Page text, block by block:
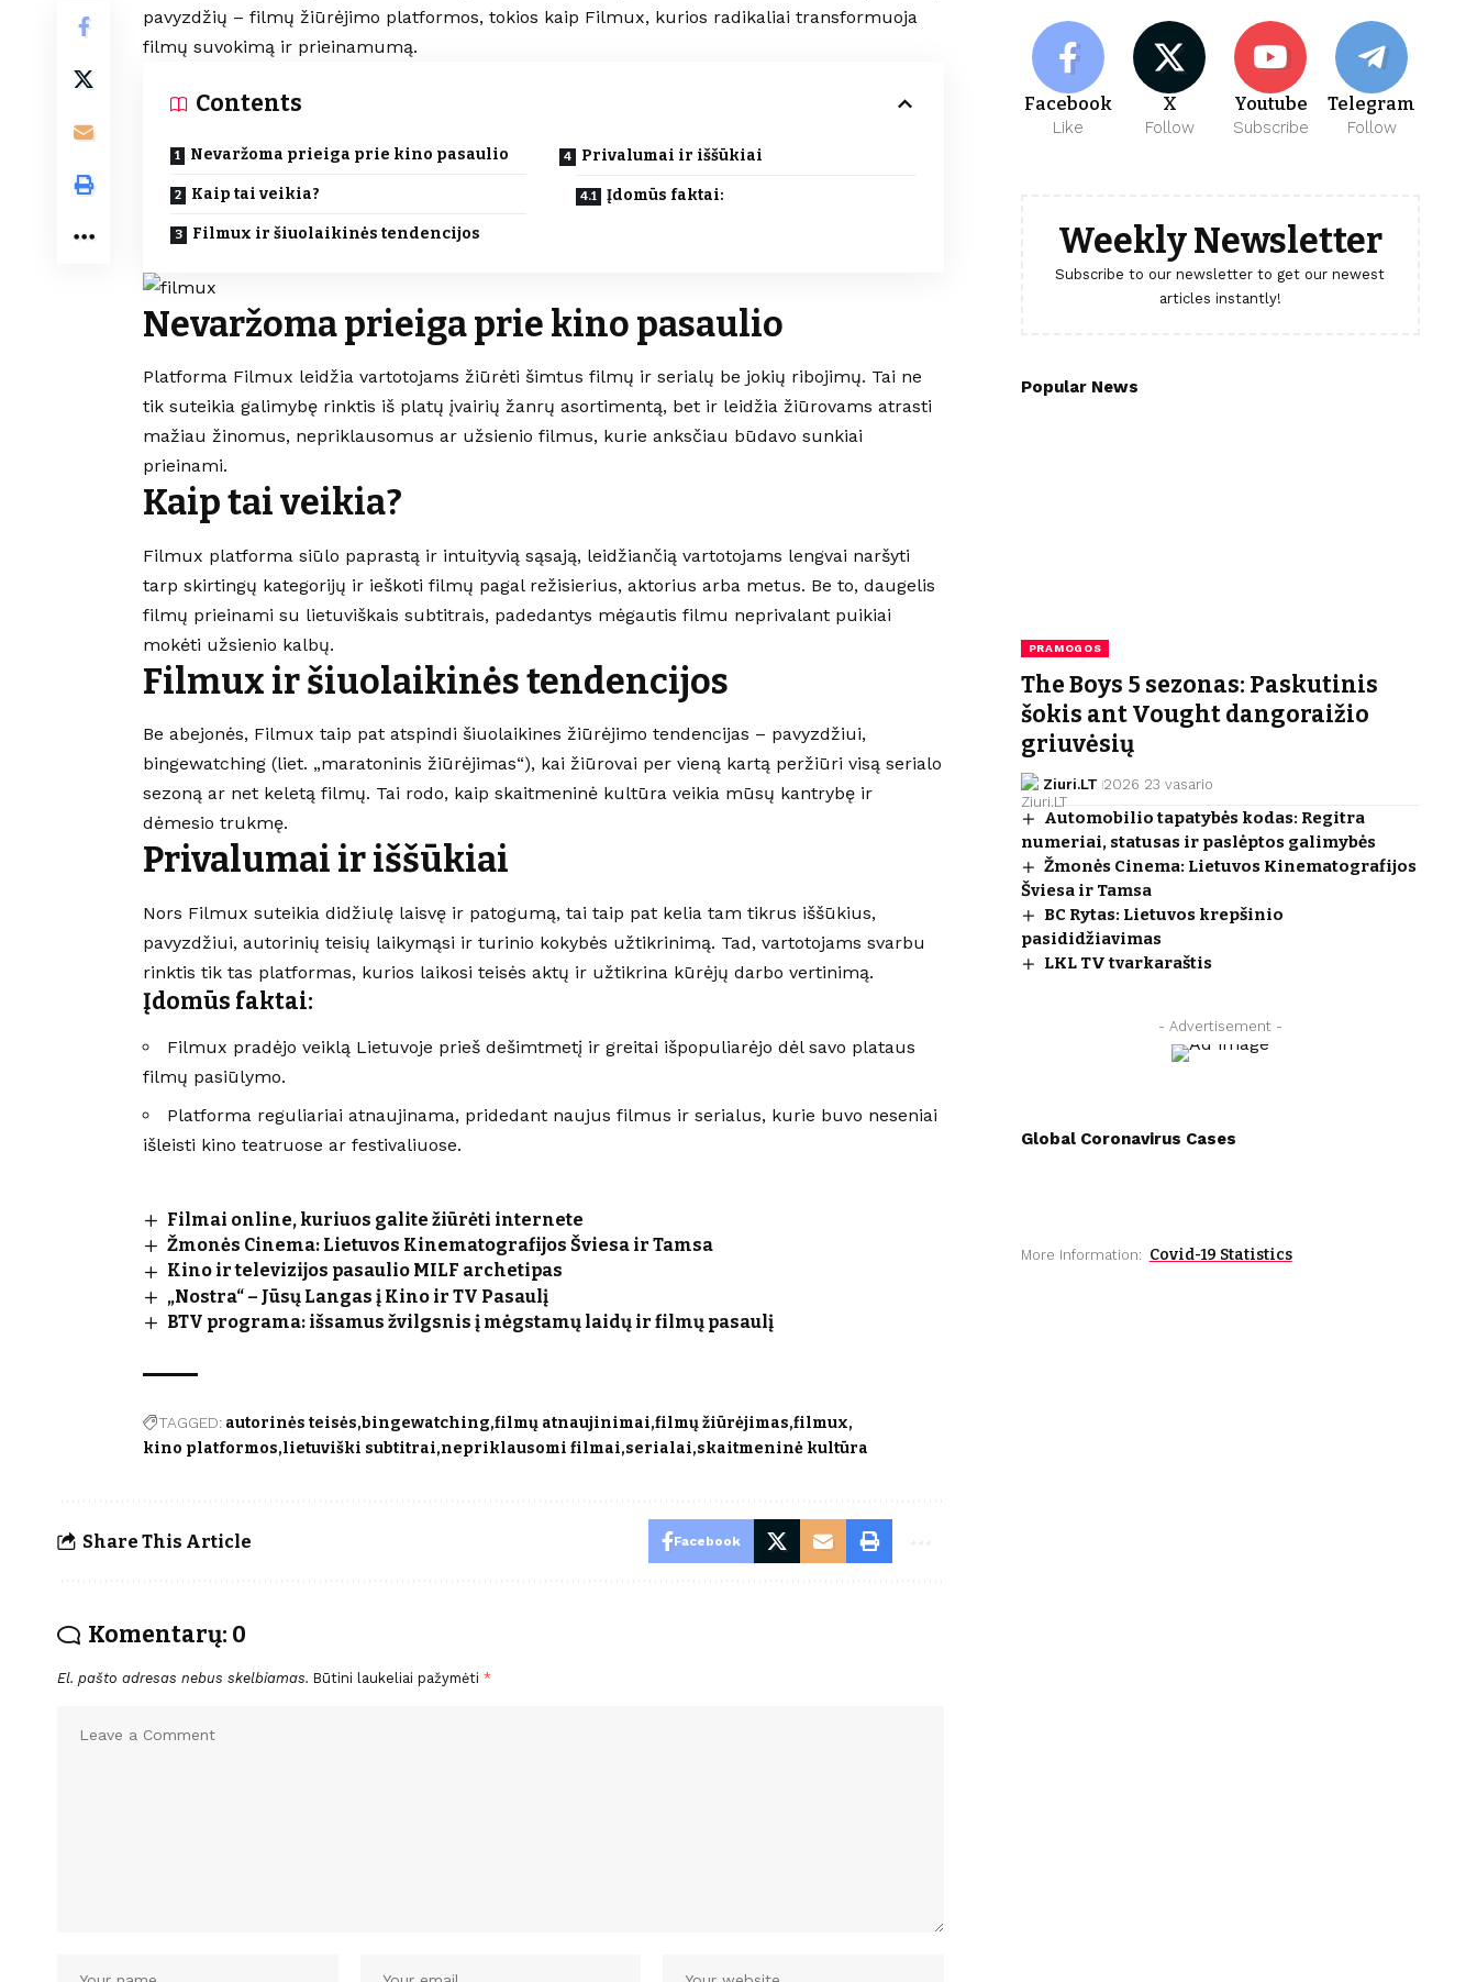
pavyzdžių – filmų žiūrėjimo platformos, tokios kaip Filmux, kurios radikaliai transformuoja
filmų suvokimą ir prieinamumą.
Contents
Nevaržoma prieiga prie kino pasaulio
Kaip tai veikia?
Filmux ir šiuolaikinės tendencijos
Privalumai ir iššūkiai
Įdomūs faktai:
Nevaržoma prieiga prie kino pasaulio
Platforma Filmux leidžia vartotojams žiūrėti šimtus filmų ir serialų be jokių ribojimų. Tai ne
tik suteikia galimybę rinktis iš platų įvairių žanrų asortimentą, bet ir leidžia žiūrovams atrasti
mažiau žinomus, nepriklausomus ar užsienio filmus, kurie anksčiau būdavo sunkiai
prieinami.
Kaip tai veikia?
Filmux platforma siūlo paprastą ir intuityvią sąsają, leidžiančią vartotojams lengvai naršyti
tarp skirtingų kategorijų ir ieškoti filmų pagal režisierius, aktorius arba metus. Be to, daugelis
filmų prieinami su lietuviškais subtitrais, padedantys mėgautis filmu neprivalant puikiai
mokėti užsienio kalbų.
Filmux ir šiuolaikinės tendencijos
Be abejonės, Filmux taip pat atspindi šiuolaikines žiūrėjimo tendencijas – pavyzdžiui,
bingewatching (liet. „maratoninis žiūrėjimas“), kai žiūrovai per vieną kartą peržiūri visą serialo
sezoną ar net keletą filmų. Tai rodo, kaip skaitmeninė kultūra veikia mūsų kantrybę ir
dėmesio trukmę.
Privalumai ir iššūkiai
Nors Filmux suteikia didžiulę laisvę ir patogumą, tai taip pat kelia tam tikrus iššūkius,
pavyzdžiui, autorinių teisių laikymąsi ir turinio kokybės užtikrinimą. Tad, vartotojams svarbu
rinktis tik tas platformas, kurios laikosi teisės aktų ir užtikrina kūrėjų darbo vertinimą.
Įdomūs faktai:
Filmux pradėjo veiklą Lietuvoje prieš dešimtmetį ir greitai išpopuliarėjo dėl savo plataus
filmų pasiūlymo.
Platforma reguliariai atnaujinama, pridedant naujus filmus ir serialus, kurie buvo neseniai
išleisti kino teatruose ar festivaliuose.
Filmai online, kuriuos galite žiūrėti internete
Žmonės Cinema: Lietuvos Kinematografijos Šviesa ir Tamsa
Kino ir televizijos pasaulio MILF archetipas
„Nostra“ – Jūsų Langas į Kino ir TV Pasaulį
BTV programa: išsamus žvilgsnis į mėgstamų laidų ir filmų pasaulį
TAGGED: autorinės teisės bingewatching filmų atnaujinimai filmų žiūrėjimas filmux
kino platformos lietuviški subtitrai nepriklausomi filmai serialai skaitmeninė kultūra
Share This Article Facebook
Komentarų: 0
El. pašto adresas nebus skelbiamas. Būtini laukeliai pažymėti *
Facebook
Like
X
Follow
Youtube
Subscribe
Telegram
Follow
Weekly Newsletter
Subscribe to our newsletter to get our newest
articles instantly!
Popular News
PRAMOGOS
The Boys 5 sezonas: Paskutinis
šokis ant Vought dangoraižio
griuvėsių
Ziuri.LT 2026 23 vasario
Automobilio tapatybės kodas: Regitra
numeriai, statusas ir paslėptos galimybės
Žmonės Cinema: Lietuvos Kinematografijos
Šviesa ir Tamsa
BC Rytas: Lietuvos krepšinio
pasididžiavimas
LKL TV tvarkaraštis
- Advertisement -
Global Coronavirus Cases
More Information: Covid-19 Statistics